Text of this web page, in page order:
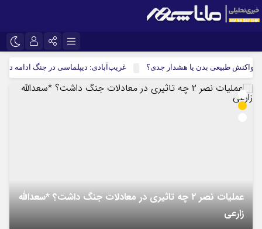
اینستاگرام تلگرام
سروش ایتا
نام کاربری یا نشانی ایمیل
رمز عبور
طبیعی بدن یا هشدار جدی؟ غریب‌آبادی: دیپلماسی در جنگ ادامه دارد،
عملیات نصر ۲ چه تاثیری در معادلات جنگ داشت؟ *سعدالله
زارعی